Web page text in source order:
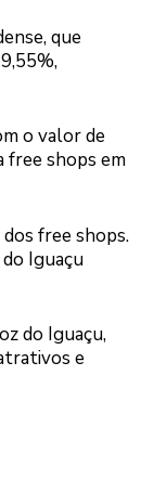
que
o valor de
free shops em
free shops.
Iguaçu
do Iguaçu,
e